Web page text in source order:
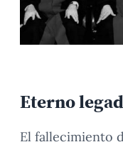
Eterno
El fallecimiento